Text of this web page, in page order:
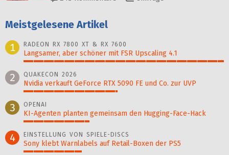
Meistgelesene Artikel
1
RADEON RX 7800 XT & RX 7600
Langsamer, aber schöner mit FSR Upscaling 4.1
2 QUAKECON 2026
Nvidia verkauft GeForce RTX 5090 FE und Co. zur UVP
3 OPENAI
KI-Agenten planten gemein­sam den Hugging-Face-Hack
4 EINSTELLUNG VON SPIELE-DISCS
Sony klebt Warnlabels auf Retail-Boxen der PS5